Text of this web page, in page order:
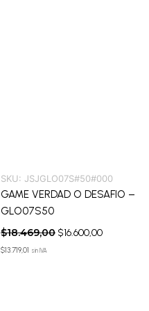
SKU: JSJGLO07S#50#000
GAME VERDAD O DESAFIO –
GLO07S50
$18.469,00 $16.600,00
$13.719,01 sin IVA